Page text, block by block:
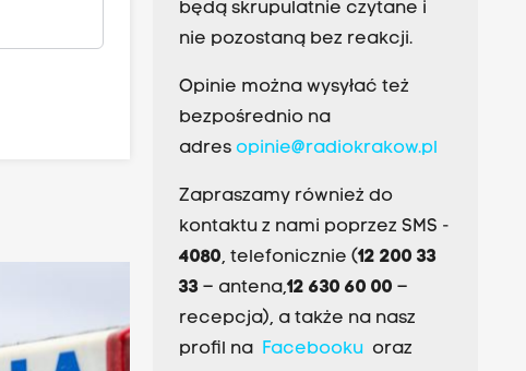
będą skrupulatnie czytane i
nie pozostaną bez reakcji.
Opinie można wysyłać też
bezpośrednio na
adres opinie@radiokrakow.pl
Zapraszamy również do
kontaktu z nami poprzez SMS -
4080, telefonicznie (12 200 33
33– antena,12 630 60 00 –
recepcja), a także na nasz
profil na Facebookuoraz